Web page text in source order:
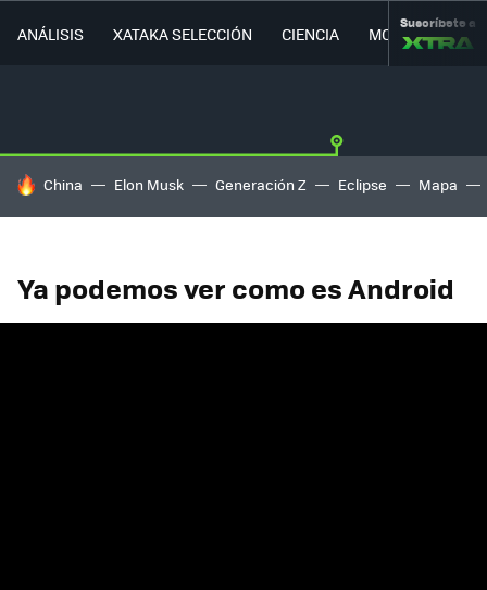
ANÁLISIS XATAKA SELECCIÓN CIENCIA MOVILIDAD
Suscríbete a
HOY SE HABLA DE
China Elon Musk Generación Z Eclipse Mapa
Ya podemos ver como es Android